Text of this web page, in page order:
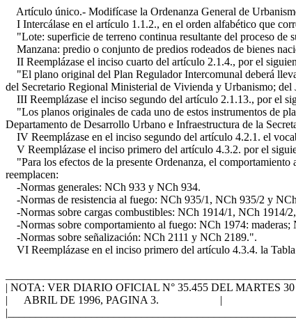
Artículo único.- Modifícase la Ordenanza General de
I Intercálase en el artículo 1.1.2., en el orden alfabético que
"Lote: superficie de terreno continua resultante del proceso de
Manzana: predio o conjunto de predios rodeados de bienes
II Reemplázase el inciso cuarto del artículo 2.1.4., por el
"El plano original del Plan Regulador Intercomunal deberá
del Secretario Regional Ministerial de Vivienda y Urbanismo;
III Reemplázase el inciso segundo del artículo 2.1.13., por el
"Los planos originales de cada uno de estos instrumentos de
Departamento de Desarrollo Urbano e Infraestructura de la
IV Reemplázase en el inciso segundo del artículo 4.2.1. el
V Reemplázase el inciso primero del artículo 4.3.2. por el
"Para los efectos de la presente Ordenanza, el comportamiento
reemplacen:
-Normas generales: NCh 933 y NCh 934.
-Normas de resistencia al fuego: NCh 935/1, NCh 935/2 y
-Normas sobre cargas combustibles: NCh 1914/1, NCh 1914/
-Normas sobre comportamiento al fuego: NCh 1974:
-Normas sobre señalización: NCh 2111 y NCh 2189.".
VI Reemplázase en el inciso primero del artículo 4.3.4. la
| NOTA: VER DIARIO OFICIAL N° 35.455 DEL MARTES 30
| ABRIL DE 1996, PAGINA 3. |